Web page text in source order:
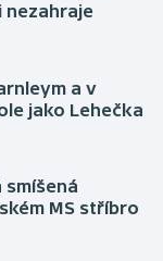
nezahraje
a v
jako Lehečka
smíšená
MS stříbro